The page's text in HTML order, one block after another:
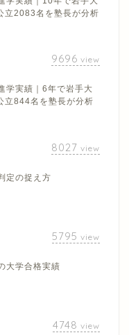
立2083名を塾長が分析
9696 view
学実績｜6年で岩手大
立844名を塾長が分析
8027 view
定の捉え方
5795 view
大学合格実績
4748 view